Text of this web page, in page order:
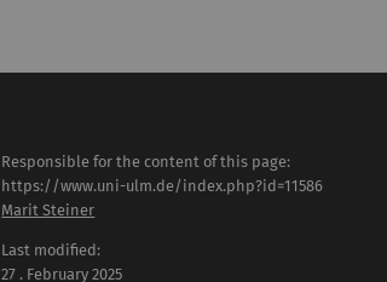
Responsible for the content of this page:
https://www.uni-ulm.de/index.php?id=11586
Marit Steiner
Last modified:
27 . February 2025